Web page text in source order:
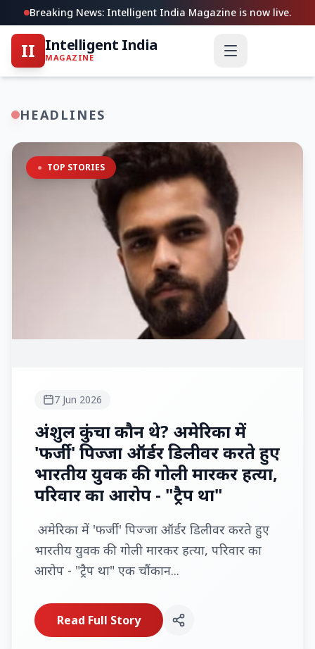
Breaking News: Intelligent India Magazine is now live.
II Intelligent India
MAGAZINE
HEADLINES
● TOP STORIES
7 Jun 2026
अंशुल कुंचा कौन थे? अमेरिका में
'फर्जी' पिज्जा ऑर्डर डिलीवर करते हुए
भारतीय युवक की गोली मारकर हत्या,
परिवार का आरोप - "ट्रैप था"
अमेरिका में 'फर्जी' पिज्जा ऑर्डर डिलीवर करते हुए
भारतीय युवक की गोली मारकर हत्या, परिवार का
आरोप - "ट्रैप था" एक चौंकान...
Read Full Story